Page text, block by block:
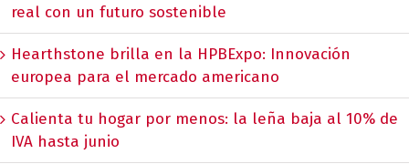
real con un futuro sostenible
Hearthstone brilla en la HPBExpo: Innovación
europea para el mercado americano
Calienta tu hogar por menos: la leña baja al 10% de
IVA hasta junio